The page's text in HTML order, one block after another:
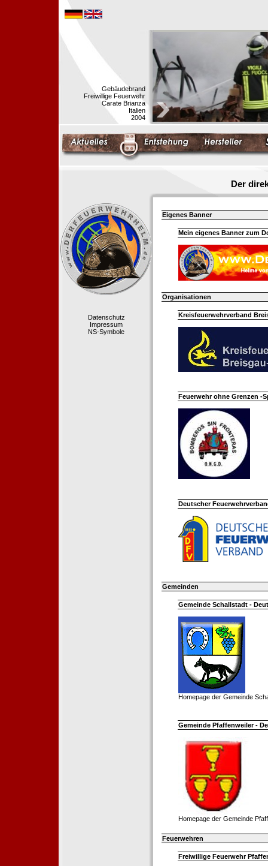
Gebäudebrand
Freiwillige Feuerwehr
Carate Brianza
Italien
2004
Der
Datenschutz
Impressum
NS-Symbole
Eigenes Banner
Mein eigenes Banner zum
Organisationen
Kreisfeuerwehrverband
Feuerwehr ohne Grenzen -
Deutscher
Gemeinden
Gemeinde Schallstadt -
Homepage der Gemeinde
Gemeinde Pfaffenweiler -
Homepage der Gemeinde
Feuerwehren
Freiwillige Feuerwehr